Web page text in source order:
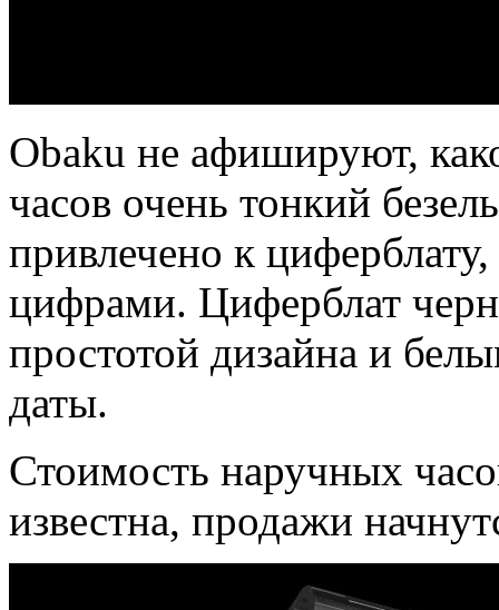
Obaku не афишируют,
часов очень тонкий
привлечено к
цифрами. Циферблат
простотой дизайна и
даты.
Стоимость наручных
известна, продажи